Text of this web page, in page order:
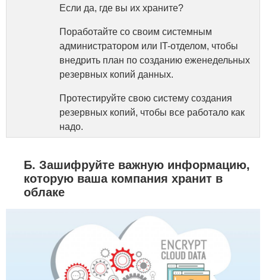
Если да, где вы их храните?
Поработайте со своим системным
администратором или IT-отделом, чтобы
внедрить план по созданию еженедельных
резервных копий данных.
Протестируйте свою систему создания
резервных копий, чтобы все работало как
надо.
Б. Зашифруйте важную информацию,
которую ваша компания хранит в
облаке